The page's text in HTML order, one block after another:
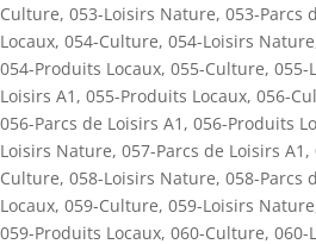
Culture, 053-Loisirs Nature, 053-Parcs
Locaux, 054-Culture, 054-Loisirs Nature
054-Produits Locaux, 055-Culture, 055-
Loisirs A1 , 055-Produits Locaux, 056-
056-Parcs de Loisirs A1 , 056-Produits
Loisirs Nature, 057-Parcs de Loisirs A1 ,
Culture, 058-Loisirs Nature, 058-Parcs
Locaux, 059-Culture, 059-Loisirs Nature
059-Produits Locaux, 060-Culture, 060-